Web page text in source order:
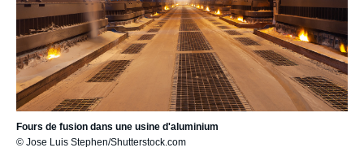
Fours de fusion dans une usine d'aluminium
© Jose Luis Stephen/Shutterstock.com